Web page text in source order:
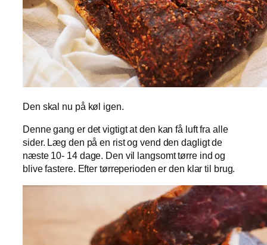
Den skal nu på køl igen.
Denne gang er det vigtigt at den kan få luft fra alle
sider. Læg den på en rist og vend den dagligt de
næste 10- 14 dage. Den vil langsomt tørre ind og
blive fastere. Efter tørreperioden er den klar til brug.